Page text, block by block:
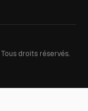
Tous droits réservés.